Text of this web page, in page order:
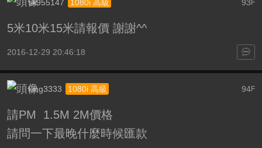
93 F
sk955147 1080i 高級
5米10米15米請報價 謝謝^^
2016-12-29 20:46:18
94F
king3333 1080i 高級
請PM 1.5M 2M價格
請問一下最晚什麼時候匯款